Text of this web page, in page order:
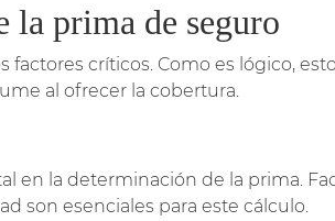
la prima de seguro
críticos. Como es lógico,
al ofrecer la cobertura.
en la determinación de la prima.
son esenciales para este cálculo.